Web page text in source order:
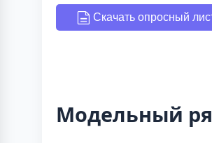
Скачать опросный
Модельный